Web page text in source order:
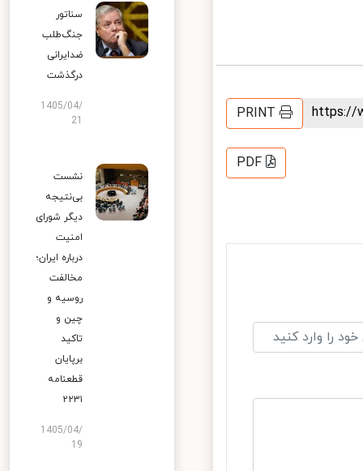
PRINT
PDF
سناتور
جنگ‌طلب
ضدایرانی
درگذشت
1405/04/
نشست
بی‌نتیجه
دیگر شورای
امنیت
درباره ایران؛
مخالفت
روسیه و
چین و
تاکید
برپایان
قطعنامه
۲۲۳۱
1405/04/
19